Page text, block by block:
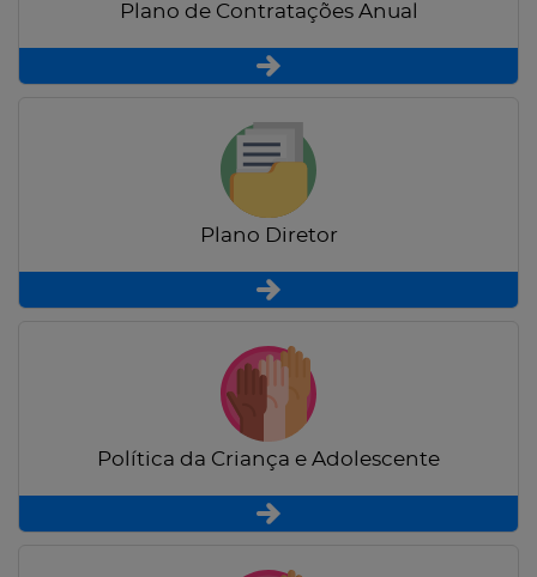
Plano de Contratações Anual
Plano Diretor
Política da Criança e Adolescente